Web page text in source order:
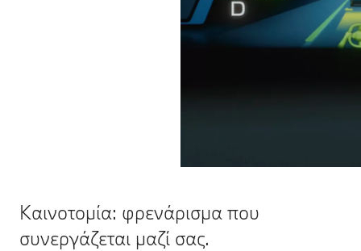
Καινοτομία: φρενάρισμα που
συνεργάζεται μαζί σας.